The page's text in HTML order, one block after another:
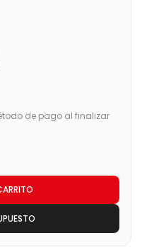
de pago al finalizar